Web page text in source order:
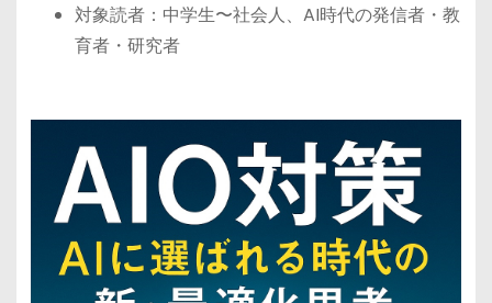
対象読者：中学生〜社会人、AI時代の発信者・教
育者・研究者